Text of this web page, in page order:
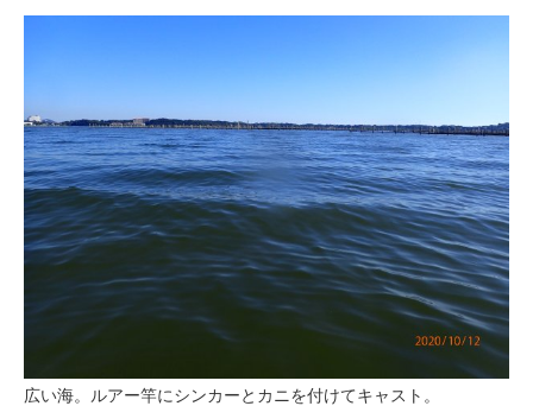
広い海。ルアー竿にシンカーとカニを付けてキャスト。